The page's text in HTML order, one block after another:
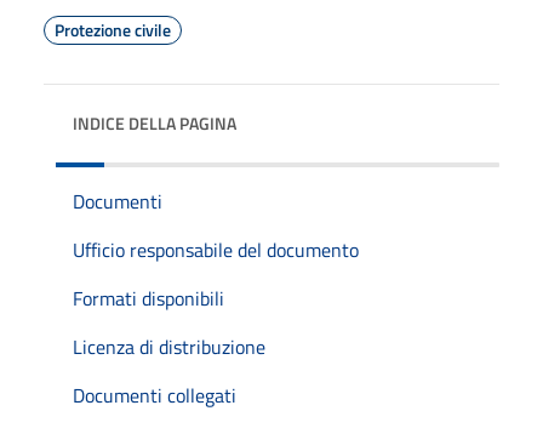
Protezione civile
INDICE DELLA PAGINA
Documenti
Ufficio responsabile del documento
Formati disponibili
Licenza di distribuzione
Documenti collegati